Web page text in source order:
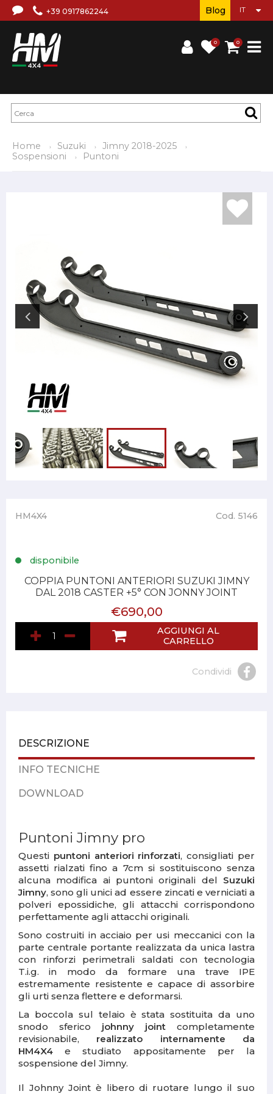
+39 0917862244
0 0
Blog
Home Suzuki
Jimny 2018-2025
Sospensioni
Puntoni
HM4X4 Cod. 5146
disponibile
COPPIA PUNTONI ANTERIORI SUZUKI JIMNY
DAL 2018 CASTER +5° CON JONNY JOINT
€690,00
AGGIUNGI AL
CARRELLO
Condividi
DESCRIZIONE
INFO TECNICHE
DOWNLOAD
Puntoni Jimny pro
Questi puntoni anteriori rinforzati, consigliati per
assetti rialzati fino a 7cm si sostituiscono senza
alcuna modifica ai puntoni originali del Suzuki
Jimny, sono gli unici ad essere zincati e verniciati a
polveri epossidiche, gli attacchi corrispondono
perfettamente agli attacchi originali.
Sono costruiti in acciaio per usi meccanici con la
parte centrale portante realizzata da unica lastra
con rinforzi perimetrali saldati con tecnologia
T.i.g. in modo da formare una trave IPE
estremamente resistente e capace di assorbire
gli urti senza flettere e deformarsi.
La boccola sul telaio è stata sostituita da uno
snodo sferico johnny joint completamente
revisionabile, realizzato internamente da
HM4X4 e studiato appositamente per la
sospensione del Jimny.
Il Johnny Joint è libero di ruotare lungo il suo